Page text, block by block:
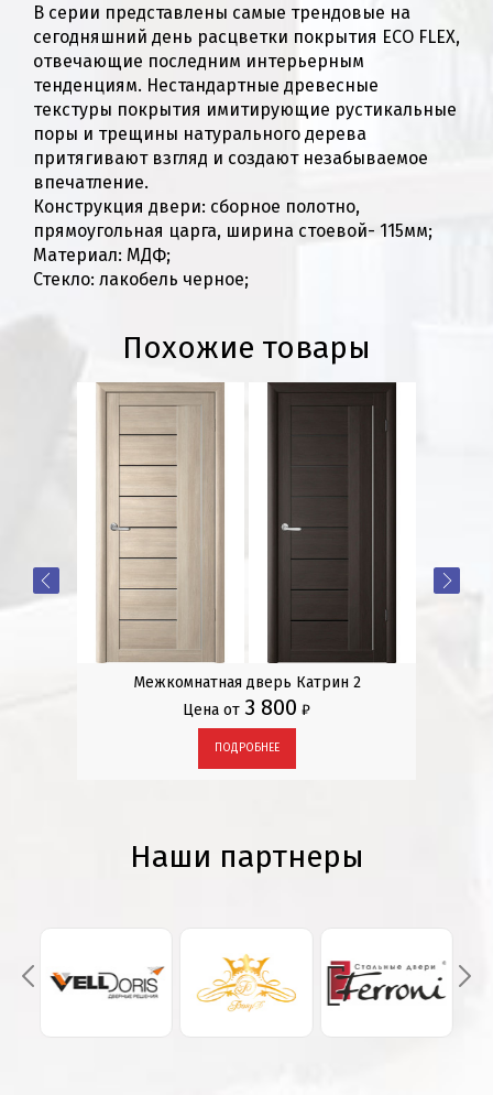
В серии представлены самые трендовые на
сегодняшний день расцветки покрытия ECO FLEX,
отвечающие последним интерьерным
тенденциям. Нестандартные древесные
текстуры покрытия имитирующие рустикальные
поры и трещины натурального дерева
притягивают взгляд и создают незабываемое
впечатление.
Конструкция двери: сборное полотно,
прямоугольная царга, ширина стоевой- 115мм;
Материал: МДФ;
Стекло: лакобель черное;
Похожие товары
Межкомнатная дверь Катрин 2
Цена от 3 800 ₽
ПОДРОБНЕЕ
Наши партнеры